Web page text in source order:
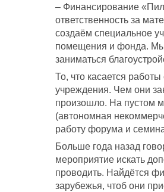
– Финансирование
ответственность за
создаём специальное
помещения и фонда. Мы
заниматься
То, что касается
учреждения. Чем они
произошло. На пустом
(автономная
работу форума и
Больше года назад
мероприятие искать
проводить. Найдётся
зарубежья, чтоб они